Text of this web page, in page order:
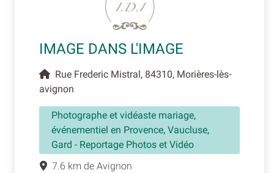
IMAGE DANS L'IMAGE
Rue Frederic Mistral, 84310, Morières-lès-
avignon
Photographe et vidéaste mariage,
événementiel en Provence, Vaucluse,
Gard - Reportage Photos et Vidéo
7.6 km de Avignon